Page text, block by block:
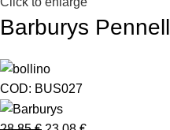
Barburys
COD: BUS027